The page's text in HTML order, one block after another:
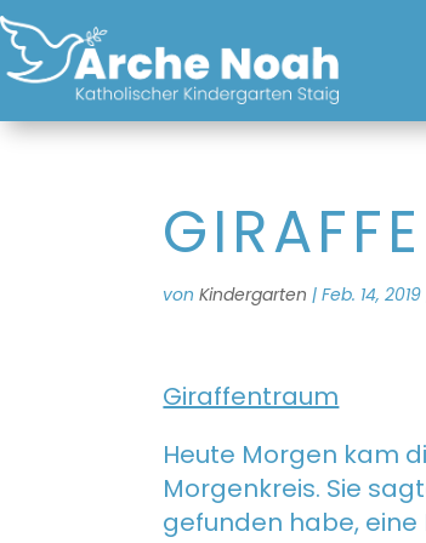
vonKindergarten |Feb. 14, 2019
Giraffentraum
Heute Morgen kam
Morgenkreis. Sie
gefunden habe,